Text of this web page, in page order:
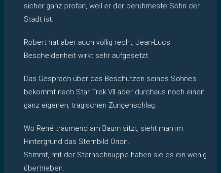
sicher ganz profan, weil er der berühmeste Sohn der
Stadt ist.
Robert hat aber auch völlig recht, Jean-Lucs
Bescheidenheit wirkt sehr aufgesetzt.
Das Gespräch über das Beschützen seines Sohnes
bekommt nach Star Trek VII aber durchaus noch einen
ganz eigenen, tragischen Zungenschlag.
Wo René träumend am Baum sitzt, sieht man im
Hintergrund das Sternbild Orion.
Stimmt, mit der Sternschnuppe haben sie es ein wenig
übertrieben.